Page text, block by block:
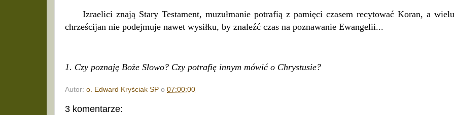
Izraelici znają Stary Testament, muzułmanie potrafią z pamięci czasem recytować Koran, a wielu
chrześcijan nie podejmuje nawet wysiłku, by znaleźć czas na poznawanie Ewangelii...
1. Czy poznaję Boże Słowo? Czy potrafię innym mówić o Chrystusie?
Autor: o. Edward Kryściak SP o 07:00:00
3 komentarze: